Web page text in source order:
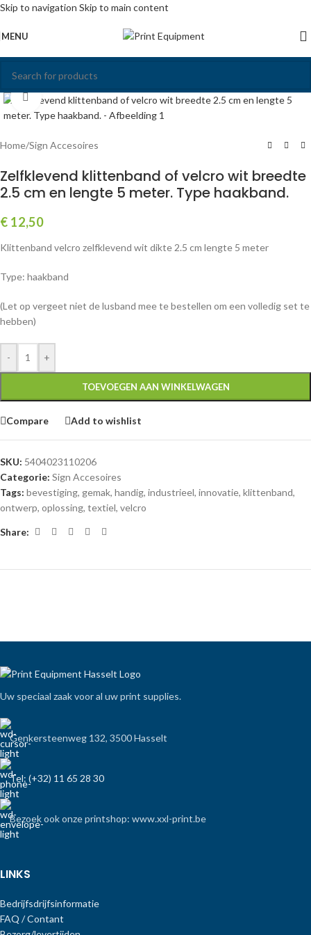
Skip to navigation Skip to main content
MENU
Click to enlarge
Home/Sign Accesoires
Zelfklevend klittenband of velcro wit breedte
2.5 cm en lengte 5 meter. Type haakband.
€ 12,50
Klittenband velcro zelfklevend wit dikte 2.5 cm lengte 5 meter
Type: haakband
(Let op vergeet niet de lusband mee te bestellen om een volledig set te
hebben)
- +
TOEVOEGEN AAN WINKELWAGEN
Compare Add to wishlist
SKU: 5404023110206
Categorie: Sign Accesoires
Tags: bevestiging, gemak, handig, industrieel, innovatie, klittenband,
ontwerp, oplossing, textiel, velcro
Share:
Uw speciaal zaak voor al uw print supplies.
Genkersteenweg 132, 3500 Hasselt
Tel: (+32) 11 65 28 30
Bezoek ook onze printshop: www.xxl-print.be
LINKS
Bedrijfsdrijfsinformatie
FAQ / Contant